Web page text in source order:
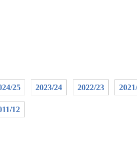
25 2023/24 2022/23
12